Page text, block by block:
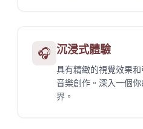
🎧 沉浸式體驗
具有精緻的視覺效果
音樂創作。深入一個
界。